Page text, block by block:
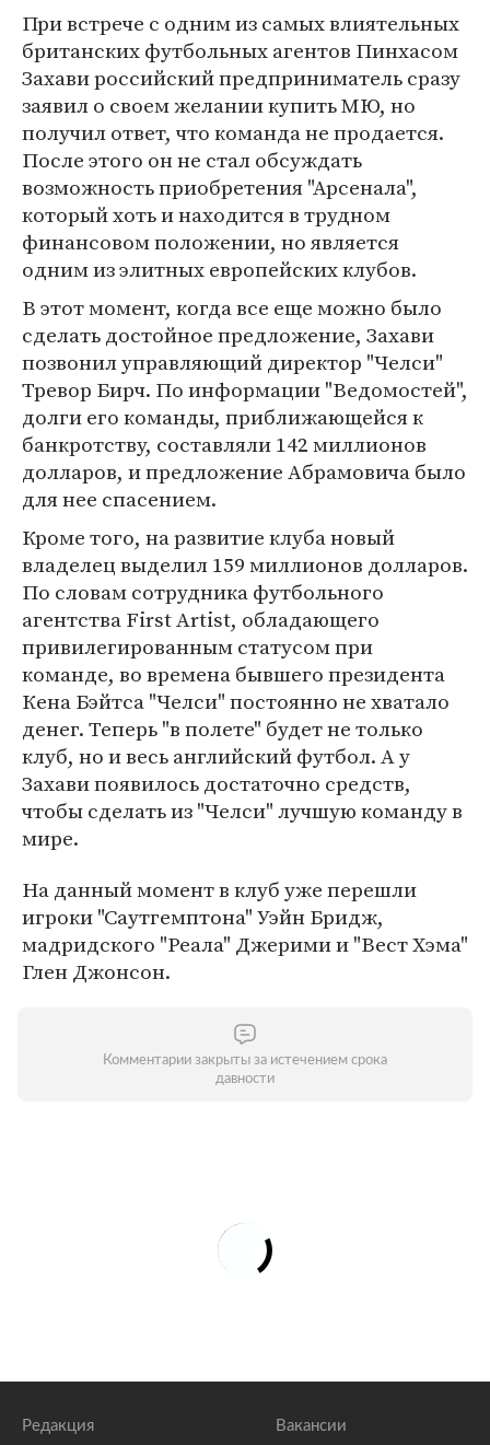
При встрече с одним из самых влиятельных
британских футбольных агентов Пинхасом
Захави российский предприниматель сразу
заявил о своем желании купить МЮ, но
получил ответ, что команда не продается.
После этого он не стал обсуждать
возможность приобретения "Арсенала",
который хоть и находится в трудном
финансовом положении, но является
одним из элитных европейских клубов.
В этот момент, когда все еще можно было
сделать достойное предложение, Захави
позвонил управляющий директор "Челси"
Тревор Бирч. По информации "Ведомостей",
долги его команды, приближающейся к
банкротству, составляли 142 миллионов
долларов, и предложение Абрамовича было
для нее спасением.
Кроме того, на развитие клуба новый
владелец выделил 159 миллионов долларов.
По словам сотрудника футбольного
агентства First Artist, обладающего
привилегированным статусом при
команде, во времена бывшего президента
Кена Бэйтса "Челси" постоянно не хватало
денег. Теперь "в полете" будет не только
клуб, но и весь английский футбол. А у
Захави появилось достаточно средств,
чтобы сделать из "Челси" лучшую команду в
мире.
На данный момент в клуб уже перешли
игроки "Саутгемптона" Уэйн Бридж,
мадридского "Реала" Джерими и "Вест Хэма"
Глен Джонсон.
Комментарии закрыты за истечением срока
давности
Редакция Вакансии